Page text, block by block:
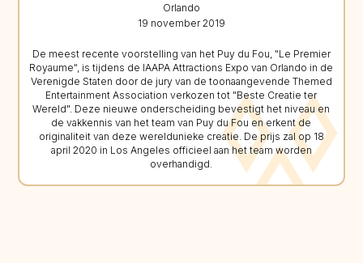
Orlando
19 november 2019
De meest recente voorstelling van het Puy du Fou, "Le Premier
Royaume", is tijdens de IAAPA Attractions Expo van Orlando in de
Verenigde Staten door de jury van de toonaangevende Themed
Entertainment Association verkozen tot "Beste Creatie ter
Wereld". Deze nieuwe onderscheiding bevestigt het niveau en
de vakkennis van het team van Puy du Fou en erkent de
originaliteit van deze wereldunieke creatie. De prijs zal op 18
april 2020 in Los Angeles officieel aan het team worden
overhandigd.